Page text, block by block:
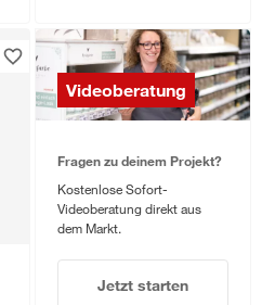
Videoberatung
Fragen zu deinem Projekt?
Kostenlose Sofort-
Videoberatung direkt aus
dem Markt.
Jetzt starten